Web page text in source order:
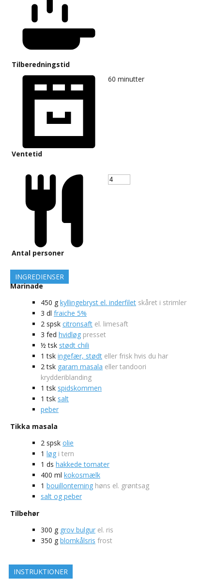
Tilberedningstid
Ventetid
60 minutter
Antal personer
INGREDIENSER
Marinade
450 g kyllingebryst el. inderfilet skåret i strimler
3 dl fraiche 5%
2 spsk citronsaft el. limesaft
3 fed hvidløg presset
½ tsk stødt chili
1 tsk ingefær, stødt eller frisk hvis du har
2 tsk garam masala eller tandoori
krydderiblanding
1 tsk spidskommen
1 tsk salt
peber
Tikka masala
2 spsk olie
1 løg i tern
1 ds hakkede tomater
400 ml kokosmælk
1 bouillonterning høns el. grøntsag
salt og peber
Tilbehør
300 g grov bulgur el. ris
350 g blomkålsris frost
INSTRUKTIONER